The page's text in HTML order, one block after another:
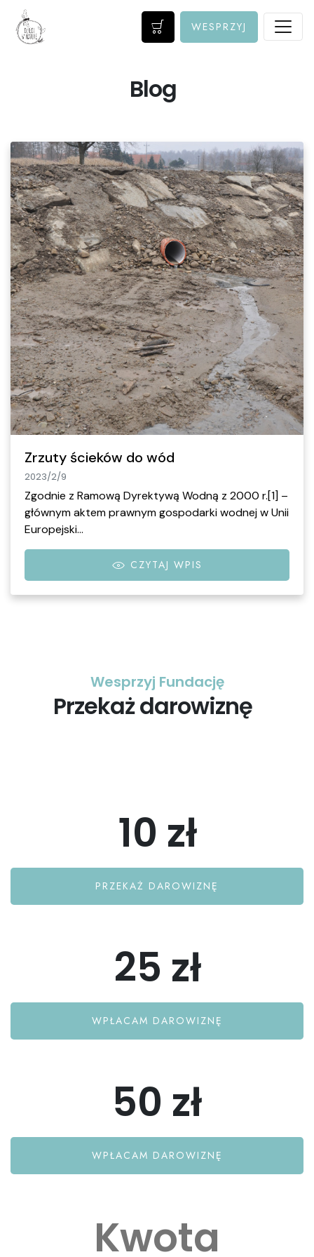
WESPRZYJ
Blog
Zrzuty ścieków do wód
2023/2/9
Zgodnie z Ramową Dyrektywą Wodną z 2000 r.[1] –
głównym aktem prawnym gospodarki wodnej w Unii
Europejski…
CZYTAJ WPIS
Wesprzyj Fundację
Przekaż darowiznę
10 zł
PRZEKAŻ DAROWIZNĘ
25 zł
WPŁACAM DAROWIZNĘ
50 zł
WPŁACAM DAROWIZNĘ